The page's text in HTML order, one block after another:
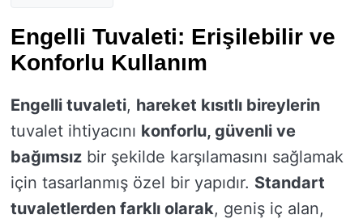
Engelli Tuvaleti: Erişilebilir ve
Konforlu Kullanım
Engelli tuvaleti, hareket kısıtlı bireylerin
tuvalet ihtiyacını konforlu, güvenli ve
bağımsız bir şekilde karşılamasını sağlamak
için tasarlanmış özel bir yapıdır. Standart
tuvaletlerden farklı olarak, geniş iç alan,